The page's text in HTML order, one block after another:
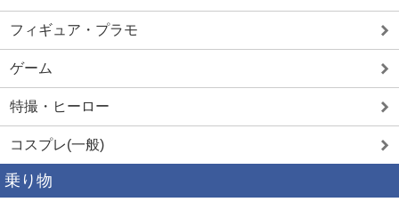
フィギュア・プラモ
ゲーム
特撮・ヒーロー
コスプレ(一般)
乗り物